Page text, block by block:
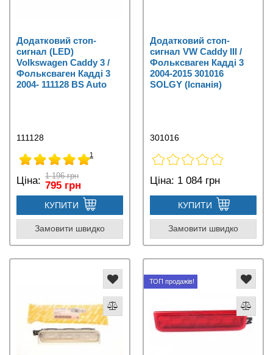
Додатковий стоп-
сигнал (LED)
Volkswagen Caddy 3 /
Фольксваген Кадді 3
2004- 111128 BS Auto
111128
1
Ціна: 1 196 грн
795 грн
КУПИТИ
Замовити швидко
Додатковий стоп-
сигнал VW Caddy III /
Фольксваген Кадді 3
2004-2015 301016
SOLGY (Іспанія)
301016
Ціна: 1 084 грн
КУПИТИ
Замовити швидко
ТОП продажів!